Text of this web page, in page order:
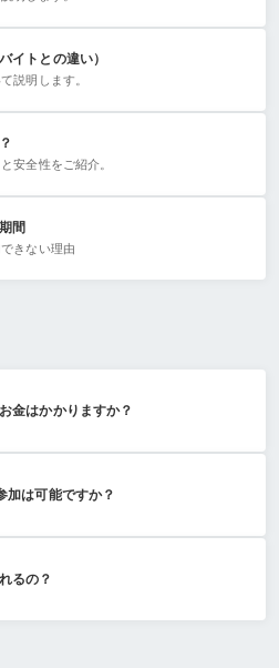
イトとの違い）
説明します。
安全性をご紹介。
間
きない理由
金はかかりますか？
加は可能ですか？
るの？